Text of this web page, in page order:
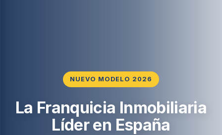
NUEVO MODELO 2026
La Franquicia Inmobiliaria
Líder en España